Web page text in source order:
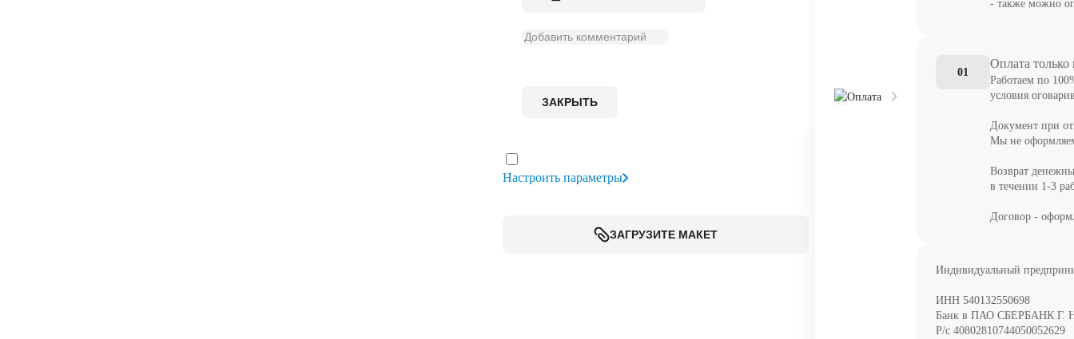
ЗАКРЫТЬ
Настроить параметры
ЗАГРУЗИТЕ МАКЕТ
Оплата
- также можно
01
Оплата только
Работаем по
условия
Документ при
Мы не
Возврат
в течении 1-3
Договор -
Индивидуальный
ИНН 540132550698
Банк в ПАО СБЕРБАНК Г.
Р/с 40802810744050052629